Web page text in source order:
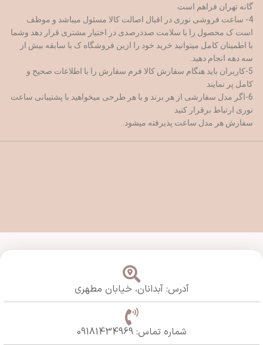
گانه تهران فراهم است
4- ساعت فروشی نوری در اقبال اصالت کالا مسئول میباشد و موظف
است ک محصول را با سلامت صددرصدی در اختیار مشتری قرار دهد وشما
با اطمینان کامل میتوانید خرید خود را ازین فروشگاه ک با سابقه بیش از
سه دهه انجام دهید.
5-کاربران باید هنگام سفارش کالا فرم سفارش را با اطلاعات صحیح و
کامل پر نمایند
6-اگر مدل سفارشی از هر برند و با هر طرحی میخواهید با پشتیبانی ساعت
نوری ارتباط برقرار کنید
سفارش هر مدل ساعت پذیرفته میشود.
آدرس: آبدانان، خیابان مطهری
شماره تماس: 09181434969